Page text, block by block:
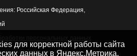
Российская Федерация,
и Забайкальского края
для корректной работы сайта
данных в Яндекс.Метрика,